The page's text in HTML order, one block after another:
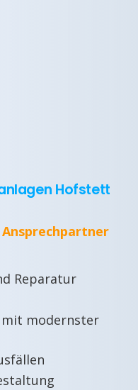
Hofstett
Reparatur
mit modernster